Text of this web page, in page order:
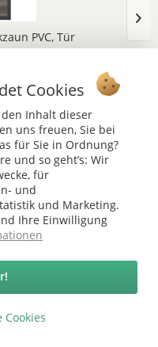
PVC, Tür
alle Farben
*
Cookies
Inhalt dieser
uns freuen, Sie bei
für Sie in Ordnung?
und so geht’s: Wir
für
und
und Marketing.
Ihre Einwilligung